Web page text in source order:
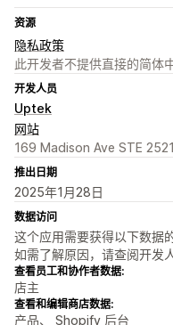
资源
隐私政策
此开发者不提供直接的简体
开发人员
Uptek
网站
169 Madison Ave STE
推出日期
2025年1月28日
数据访问
这个应用需要获得以下数据
如需了解原因，请查阅开发
查看员工和协作者数据:
店主
查看和编辑商店数据:
产品、 Shopify 后台